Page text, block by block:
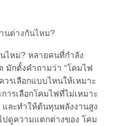
นต่างกันไหม?
ไหม? หลายคนที่กำลัง
มักตั้งคำถามว่า “โคมไฟ
วรเลือกแบบไหนให้เหมาะ
ารเลือกโคมไฟที่ไม่เหมาะ
และทำให้ต้นทุนพลังงานสูง
ปดูความแตกต่างของ โคม